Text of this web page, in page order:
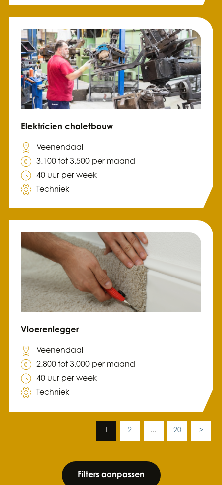
Elektricien chaletbouw
Veenendaal
3.100 tot 3.500 per maand
40 uur per week
Techniek
Vloerenlegger
Veenendaal
2.800 tot 3.000 per maand
40 uur per week
Techniek
1 2 ... 20 >
Filters aanpassen